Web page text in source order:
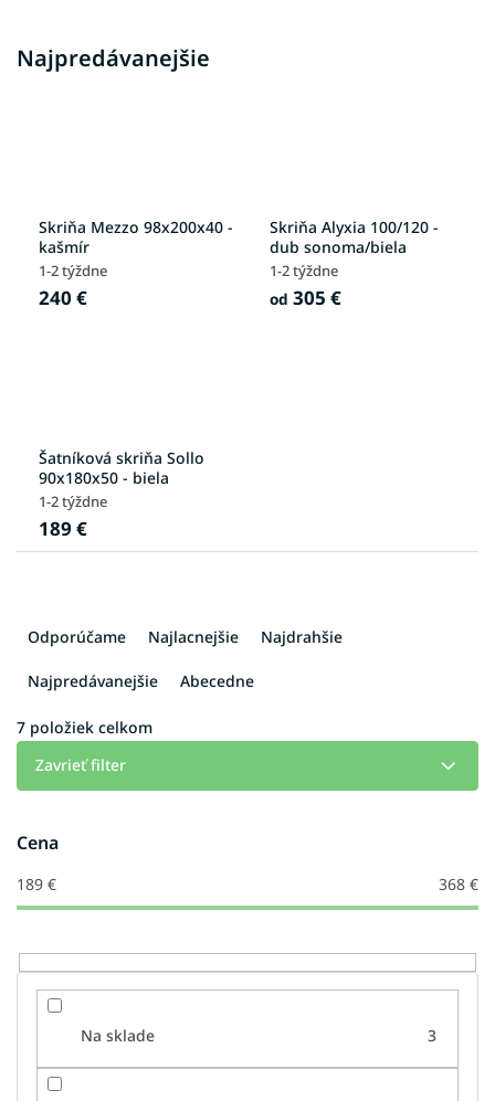
Najpredávanejšie
Skriňa Mezzo 98x200x40 -
kašmír
1-2 týždne
240 €
Skriňa Alyxia 100/120 -
dub sonoma/biela
1-2 týždne
od 305 €
Šatníková skriňa Sollo
90x180x50 - biela
1-2 týždne
189 €
a
i
d
u
k
o
v
Odporúčame Najlacnejšie Najdrahšie
Najpredávanejšie Abecedne
7 položiek celkom
Zavrieť filter
Cena
189 € 368 €
Na sklade 3